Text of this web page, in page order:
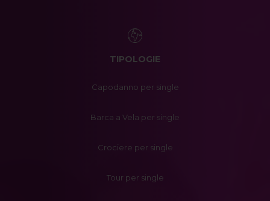
TIPOLOGIE
Capodanno per single
Barca a Vela per single
Crociere per single
Tour per single